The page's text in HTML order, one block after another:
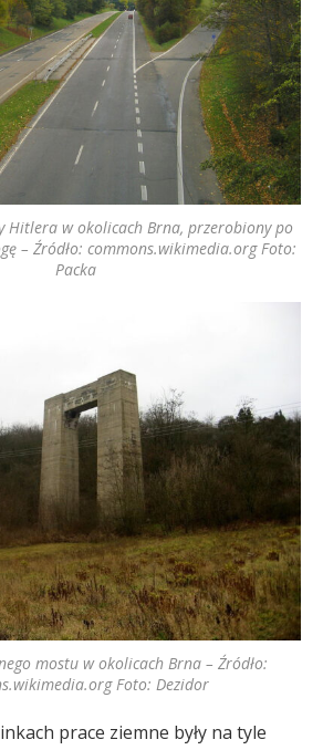
Hitlera w okolicach Brna, przerobiony po
– Źródło: commons.wikimedia.org Foto:
Packa
mostu w okolicach Brna – Źródło:
Foto: Dezidor
prace ziemne były na tyle